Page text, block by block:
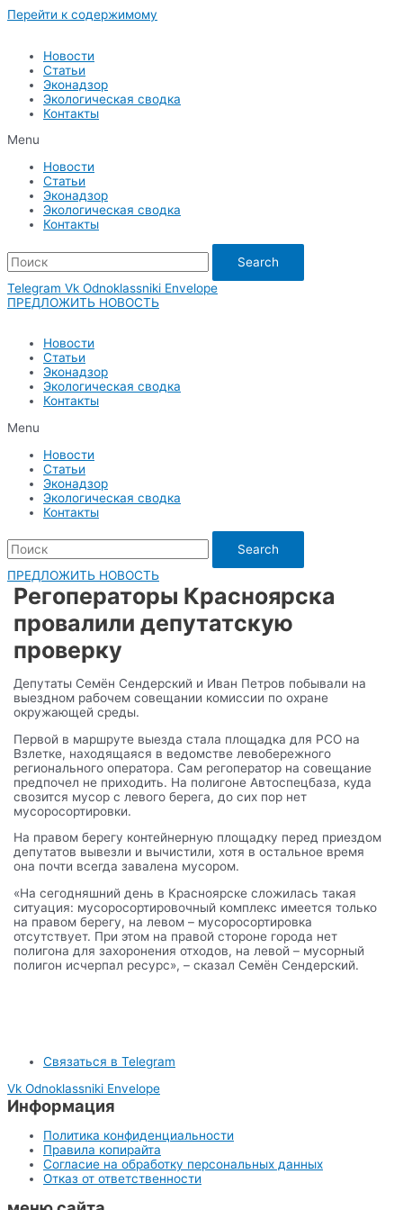
Перейти к содержимому
Новости
Статьи
Эконадзор
Экологическая сводка
Контакты
Menu
Новости
Статьи
Эконадзор
Экологическая сводка
Контакты
Search
Telegram Vk Odnoklassniki Envelope
ПРЕДЛОЖИТЬ НОВОСТЬ
Новости
Статьи
Эконадзор
Экологическая сводка
Контакты
Menu
Новости
Статьи
Эконадзор
Экологическая сводка
Контакты
Search
ПРЕДЛОЖИТЬ НОВОСТЬ
Регоператоры Красноярска
провалили депутатскую
проверку
Депутаты Семён Сендерский и Иван Петров побывали на
выездном рабочем совещании комиссии по охране
окружающей среды.
Первой в маршруте выезда стала площадка для РСО на
Взлетке, находящаяся в ведомстве левобережного
регионального оператора. Сам регоператор на совещание
предпочел не приходить. На полигоне Автоспецбаза, куда
свозится мусор с левого берега, до сих пор нет
мусоросортировки.
На правом берегу контейнерную площадку перед приездом
депутатов вывезли и вычистили, хотя в остальное время
она почти всегда завалена мусором.
«На сегодняшний день в Красноярске сложилась такая
ситуация: мусоросортировочный комплекс имеется только
на правом берегу, на левом – мусоросортировка
отсутствует. При этом на правой стороне города нет
полигона для захоронения отходов, на левой – мусорный
полигон исчерпал ресурс», – сказал Семён Сендерский.
Связаться в Telegram
Vk Odnoklassniki Envelope
Информация
Политика конфиденциальности
Правила копирайта
Согласие на обработку персональных данных
Отказ от ответственности